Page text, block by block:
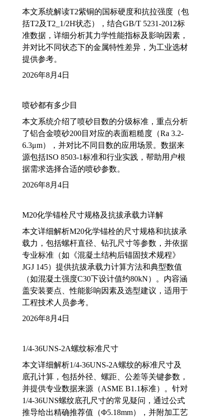
本文系统解读T2紫铜的国标硬度和抗拉强度（包
括T2及T2_1/2H状态），结合GB/T 5231-2012标
准数据，详细分析其力学性能指标及影响因素，
并对比不同状态下的金属特性差异，为工业选材
提供参考。
2026年8月4日
喷砂都有多少目
本文系统介绍了喷砂目数的分级标准，重点分析
了铝合金喷砂200目对应的表面粗糙度（Ra 3.2-
6.3μm），并对比不同目数的应用场景。数据来
源包括ISO 8503-1标准和行业实践，帮助用户根
据需求选择合适的喷砂参数。
2026年8月4日
M20化学锚栓尺寸规格及抗拔承载力详解
本文详细解析M20化学锚栓的尺寸规格和抗拔承
载力，包括螺杆直径、钻孔尺寸等参数，并依据
专业标准（如《混凝土结构后锚固技术规程》
JGJ 145）提供抗拔承载力计算方法和典型数值
（如混凝土强度C30下设计值约80kN）。内容涵
盖安装要点、性能影响因素及选型建议，适用于
工程技术人员参考。
2026年8月4日
1/4-36UNS-2A螺纹标准尺寸
本文详细解析1/4-36UNS-2A螺纹的标准尺寸及
底孔计算，包括外径、螺距、公差等关键参数，
并提供专业数据来源（ASME B1.1标准）。针对
1/4-36UNS螺纹底孔尺寸的常见疑问，通过公式
推导给出精确推荐值（Φ5.18mm），并附加工艺